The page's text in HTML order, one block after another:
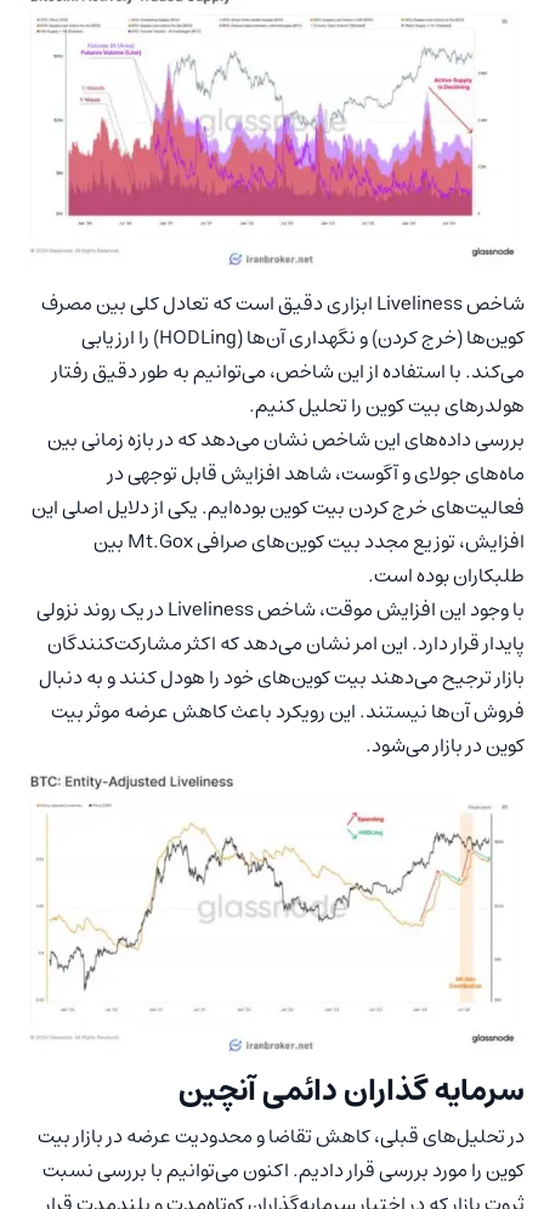
شاخص Liveliness ابزاری دقیق است که تعادل کلی بین مصرف
کوین‌ها (خرج کردن) و نگهداری آن‌ها (HODLing) را ارزیابی
می‌کند. با استفاده از این شاخص، می‌توانیم به طور دقیق رفتار
هولدرهای بیت کوین را تحلیل کنیم.
بررسی داده‌های این شاخص نشان می‌دهد که در بازه زمانی بین
ماه‌های جولای و آگوست، شاهد افزایش قابل توجهی در
فعالیت‌های خرج کردن بیت کوین بوده‌ایم. یکی از دلایل اصلی این
افزایش، توزیع مجدد بیت کوین‌های صرافی Mt.Gox بین
طلبکاران بوده است.
با وجود این افزایش موقت، شاخص Liveliness در یک روند نزولی
پایدار قرار دارد. این امر نشان می‌دهد که اکثر مشارکت‌کنندگان
بازار ترجیح می‌دهند بیت کوین‌های خود را هودل کنند و به دنبال
فروش آن‌ها نیستند. این رویکرد باعث کاهش عرضه موثر بیت
کوین در بازار می‌شود.
سرمایه گذاران دائمی آنچین
در تحلیل‌های قبلی، کاهش تقاضا و محدودیت عرضه در بازار بیت
کوین را مورد بررسی قرار دادیم. اکنون می‌توانیم با بررسی نسبت